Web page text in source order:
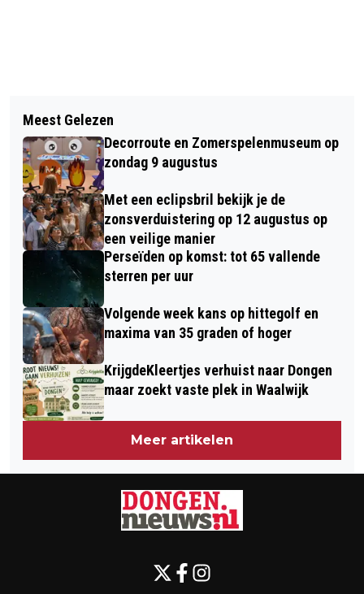
1E PRIJS VAARTSE HOEVE BBQ-TEAM
20 JARIG BESTAAN ZORGHOEVE ORA
ET LABORA
Meest Gelezen
Decorroute en Zomerspelenmuseum op
zondag 9 augustus
Met een eclipsbril bekijk je de
zonsverduistering op 12 augustus op
een veilige manier
Perseïden op komst: tot 65 vallende
sterren per uur
Volgende week kans op hittegolf en
maxima van 35 graden of hoger
KrijgdeKleertjes verhuist naar Dongen
maar zoekt vaste plek in Waalwijk
Meer artikelen